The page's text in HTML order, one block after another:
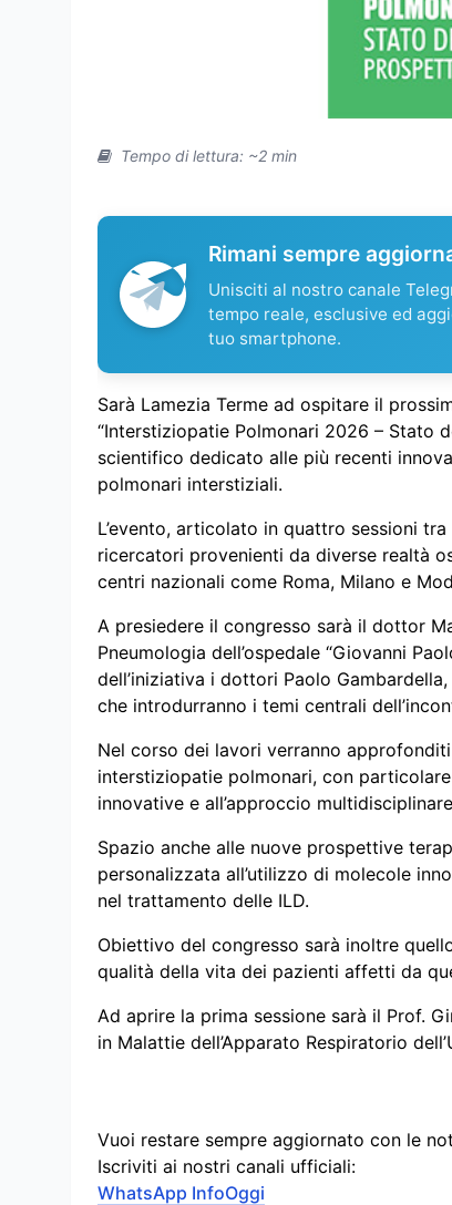
Tempo di lettura: ~2 min
Rimani sempre
Unisciti al nostro canale
tempo reale, esclusive ed
tuo smartphone.
Sarà Lamezia Terme ad ospitare il
“Interstiziopatie Polmonari 2026 – Stato
scientifico dedicato alle più recenti
polmonari interstiziali.
L’evento, articolato in quattro sessioni
ricercatori provenienti da diverse realtà
centri nazionali come Roma, Milano e
A presiedere il congresso sarà il dottor
Pneumologia dell’ospedale “Giovanni
dell’iniziativa i dottori Paolo
che introdurranno i temi centrali
Nel corso dei lavori verranno
interstiziopatie polmonari, con
innovative e all’approccio
Spazio anche alle nuove prospettive
personalizzata all’utilizzo di molecole
nel trattamento delle ILD.
Obiettivo del congresso sarà inoltre
qualità della vita dei pazienti affetti da
Ad aprire la prima sessione sarà il Prof.
in Malattie dell’Apparato Respiratorio
Vuoi restare sempre aggiornato con le
Iscriviti ai nostri canali ufficiali:
WhatsApp InfoOggi